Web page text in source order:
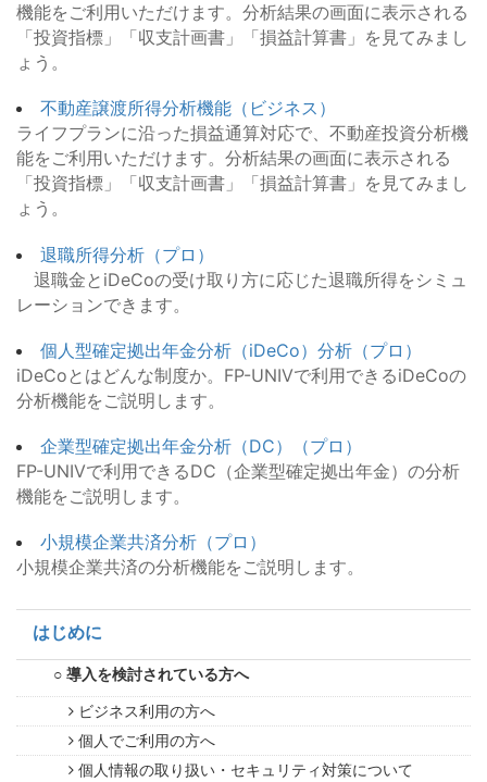
機能をご利用いただけます。分析結果の画面に表示される
「投資指標」「収支計画書」「損益計算書」を見てみまし
ょう。
不動産譲渡所得分析機能（ビジネス）
ライフプランに沿った損益通算対応で、不動産投資分析機
能をご利用いただけます。分析結果の画面に表示される
「投資指標」「収支計画書」「損益計算書」を見てみまし
ょう。
退職所得分析（プロ）
退職金とiDeCoの受け取り方に応じた退職所得をシミュ
レーションできます。
個人型確定拠出年金分析（iDeCo）分析（プロ）
iDeCoとはどんな制度か。FP-UNIVで利用できるiDeCoの
分析機能をご説明します。
企業型確定拠出年金分析（DC）（プロ）
FP-UNIVで利用できるDC（企業型確定拠出年金）の分析
機能をご説明します。
小規模企業共済分析（プロ）
小規模企業共済の分析機能をご説明します。
はじめに
導入を検討されている方へ
ビジネス利用の方へ
個人でご利用の方へ
個人情報の取り扱い・セキュリティ対策について